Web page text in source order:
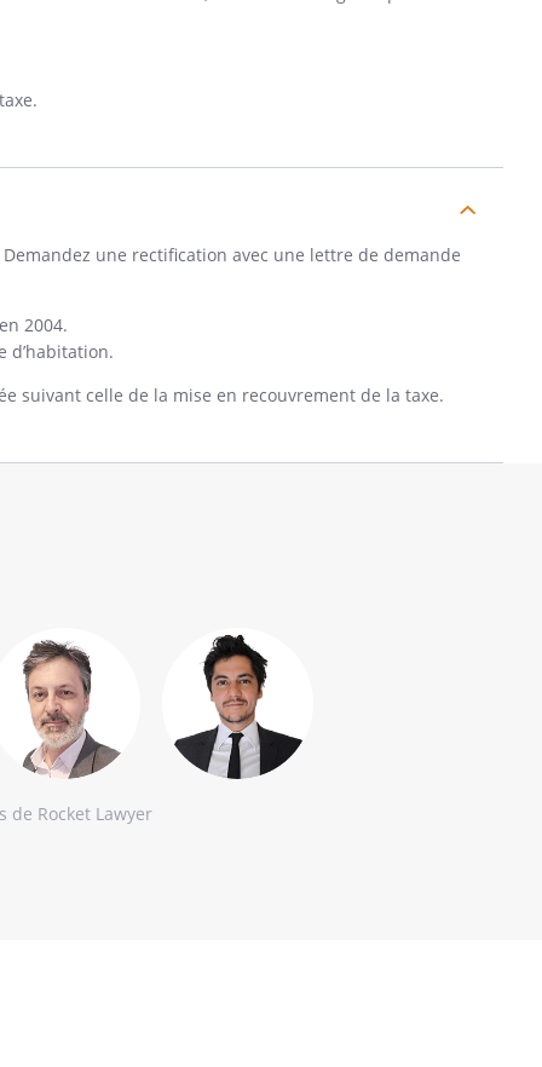
une rectification avec une lettre de demande
2004.
d’habitation.
suivant celle de la mise en recouvrement de la taxe.
de Rocket Lawyer